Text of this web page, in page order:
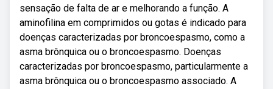
sensação de falta de ar e melhorando a função. A
aminofilina em comprimidos ou gotas é indicado para
doenças caracterizadas por broncoespasmo, como a
asma brônquica ou o broncoespasmo. Doenças
caracterizadas por broncoespasmo, particularmente a
asma brônquica ou o broncoespasmo associado. A